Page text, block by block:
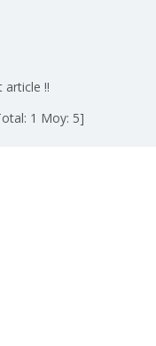
article !!
1 Moy: 5]